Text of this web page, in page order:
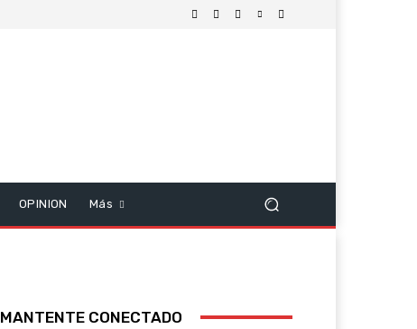
OPINION Más
MANTENTE CONECTADO